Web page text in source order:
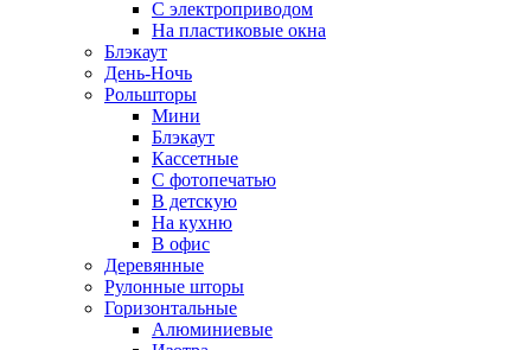
С электроприводом
На пластиковые окна
Блэкаут
День-Ночь
Рольшторы
Мини
Блэкаут
Кассетные
С фотопечатью
В детскую
На кухню
В офис
Деревянные
Рулонные шторы
Горизонтальные
Алюминиевые